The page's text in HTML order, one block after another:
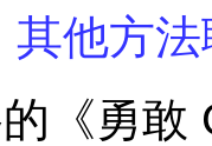
其他方
《勇敢